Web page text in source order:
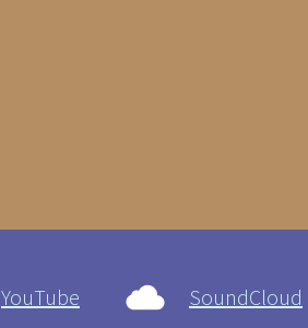
YouTube SoundCloud